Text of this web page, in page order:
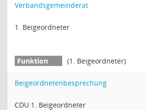
Verbandsgemeinderat
1. Beigeordneter
(1. Beigeordneter)
Beigeordnetenbesprechung
CDU 1. Beigeordneter